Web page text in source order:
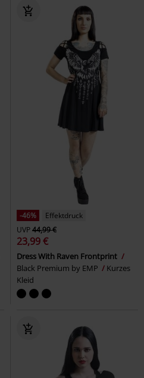
-46%
Effektdruck
UVP44,99 €
23,99 €
Dress With Raven Frontprint
Black Premium by EMP
Kurzes
Kleid